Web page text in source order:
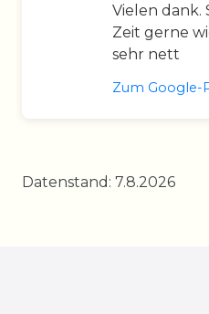
Vielen dank.
Zeit gerne
sehr nett
Zum Google-
Datenstand: 7.8.2026